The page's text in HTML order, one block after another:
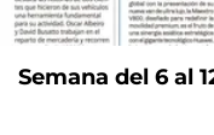
Semana del 6 al